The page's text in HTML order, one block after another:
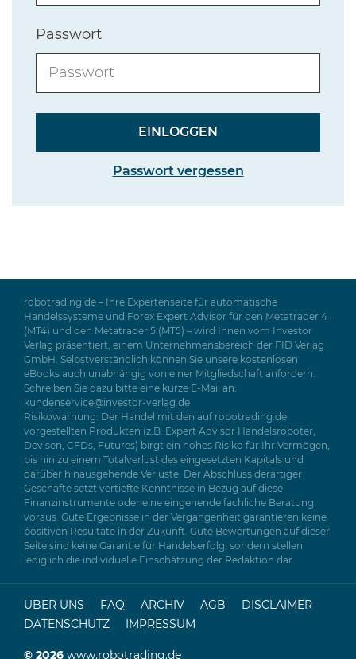
Passwort
Passwort vergessen
robotrading.de – Ihre Expertenseite für automatische
Handelssysteme und Forex Expert Advisor für den Metatrader 4
(MT4) und den Metatrader 5 (MT5) – wird Ihnen vom Investor
Verlag präsentiert, einem Unternehmensbereich der FID Verlag
GmbH. Selbstverständlich können Sie unsere kostenlosen
eBooks auch unabhängig von einer Mitgliedschaft anfordern.
Schreiben Sie dazu bitte eine kurze E-Mail an:
kundenservice@investor-verlag.de
Risikowarnung: Der Handel mit den auf robotrading.de
vorgestellten Produkten (z.B. Expert Advisor Handelsroboter,
Devisen, CFDs, Futures) birgt ein hohes Risiko für Ihr Vermögen,
bis hin zu einem Totalverlust des eingesetzten Kapitals und
darüber hinausgehende Verluste. Der Abschluss derartiger
Geschäfte setzt vertiefte Kenntnisse in Bezug auf diese
Finanzinstrumente oder eine eingehende fachliche Beratung
voraus. Gute Ergebnisse in der Vergangenheit garantieren keine
positiven Resultate in der Zukunft. Gute Bewertungen auf dieser
Seite sind keine Garantie für Handelserfolg, sondern stellen
lediglich die individuelle Einschätzung der Redaktion dar.
© 2026 www.robotrading.de
ÜBER UNS FAQ ARCHIV AGB
DISCLAIMER
DATENSCHUTZ
IMPRESSUM